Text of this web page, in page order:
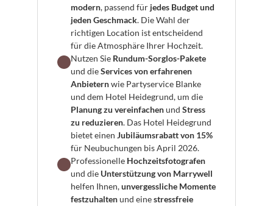
modern, passend für jedes Budget und
jeden Geschmack. Die Wahl der
richtigen Location ist entscheidend
für die Atmosphäre Ihrer Hochzeit.
Nutzen Sie Rundum-Sorglos-Pakete
und die Services von erfahrenen
Anbietern wie Partyservice Blanke
Planung zu vereinfachen und Stress
zu reduzieren. Das Hotel Heidegrund
bietet einen Jubiläumsrabatt von 15%
für Neubuchungen bis April 2026.
Professionelle Hochzeitsfotografen
und die Unterstützung von Marrywell
helfen Ihnen, unvergessliche Momente
festzuhalten und eine stressfreie